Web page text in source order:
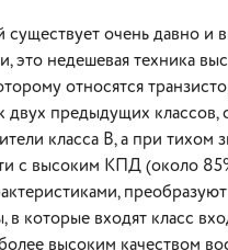
очень давно
недешевая техника
относятся
двух предыдущих
класса В, а при тихом
с высоким КПД (около
которые входят класс
высоким качеством